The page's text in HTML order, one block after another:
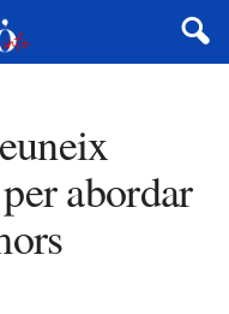
abordar